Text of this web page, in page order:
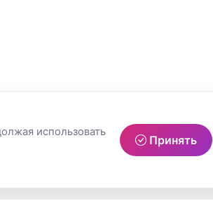
использовать
Принять